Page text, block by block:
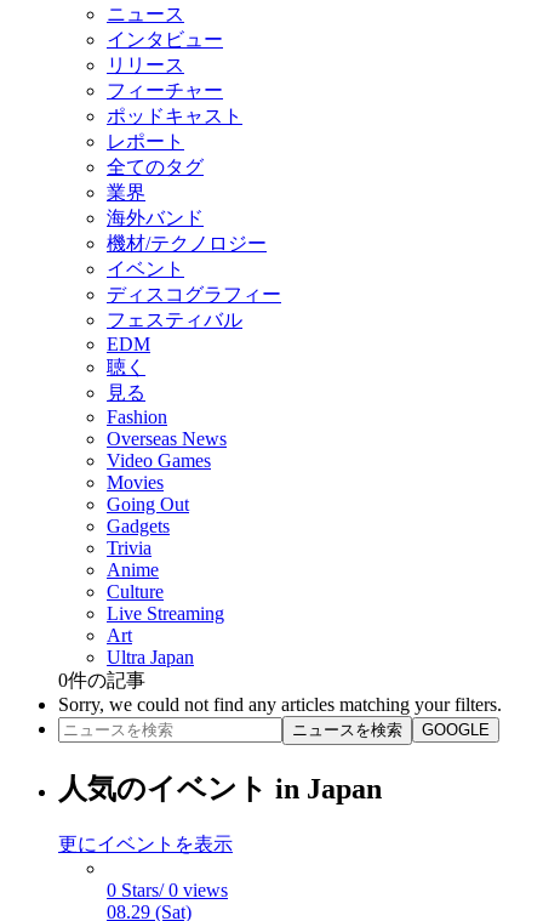
ニュース
インタビュー
リリース
フィーチャー
ポッドキャスト
レポート
全てのタグ
業界
海外バンド
機材/テクノロジー
イベント
ディスコグラフィー
フェスティバル
EDM
聴く
見る
Fashion
Overseas News
Video Games
Movies
Going Out
Gadgets
Trivia
Anime
Culture
Live Streaming
Art
Ultra Japan
0件の記事
Sorry, we could not find any articles matching your filters.
ニュースを検索 GOOGLE
人気のイベント in Japan
更にイベントを表示
0 Stars/ 0 views
08.29 (Sat)